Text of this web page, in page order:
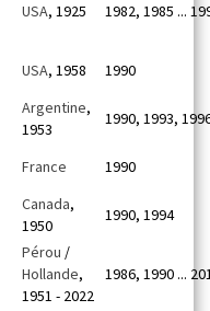
USA, 1925 1982, 1985 ...
USA, 1958
1990
Argentine,
1953
1990, 1993,
France
1990
Canada,
1950
1990, 1994
Pérou /
Hollande,
1951 - 2022
1986, 1990 ...